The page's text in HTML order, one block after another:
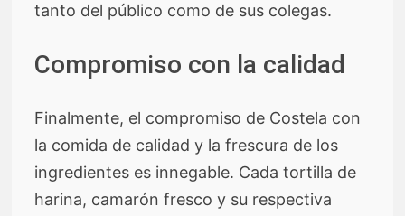
tanto del público como de sus colegas.
Compromiso con la calidad
Finalmente, el compromiso de Costela con
la comida de calidad y la frescura de los
ingredientes es innegable. Cada tortilla de
harina, camarón fresco y su respectiva